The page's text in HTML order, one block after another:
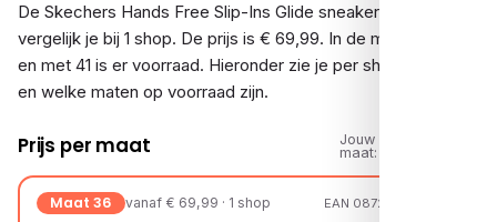
De Skechers Hands Free Slip-Ins Glide sneakers grijs
vergelijk je bij 1 shop. De prijs is € 69,99. In de maten 36 tot
en met 41 is er voorraad. Hieronder zie je per shop de prijs
en welke maten op voorraad zijn.
Prijs per maat
Jouw
maat:
Maat 36 vanaf € 69,99 · 1 shop EAN 08721108013359